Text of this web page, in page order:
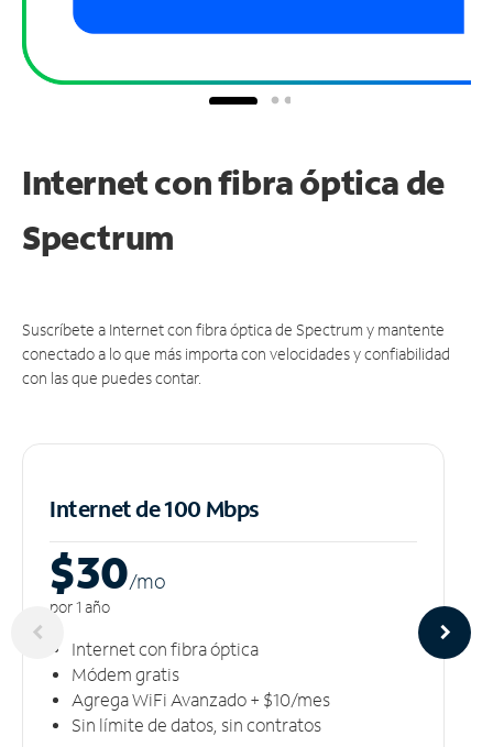
Internet con fibra óptica de
Spectrum
Suscríbete a Internet con fibra óptica de Spectrum y mantente
conectado a lo que más importa con velocidades y confiabilidad
con las que puedes contar.
Internet de 100 Mbps
$30/mo
por 1 año
Internet con fibra óptica
Módem gratis
Agrega WiFi Avanzado + $10/mes
Sin límite de datos, sin contratos